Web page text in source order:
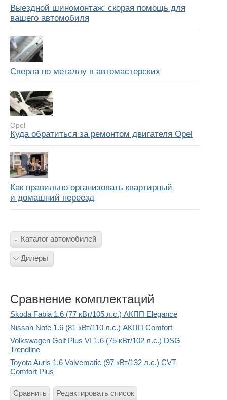
Выездной шиномонтаж: скорая помощь для
вашего автомобиля
Сверла по металлу в автомастерских
Opel
Куда обратиться за ремонтом двигателя Opel
Как правильно организовать квартирный
и домашний переезд
Каталог автомобилей
Дилеры
Сравнение комплектаций
Skoda Fabia 1.6 (77 кВт/105 л.с.) АКПП Elegance
Nissan Note 1.6 (81 кВт/110 л.с.) АКПП Comfort
Volkswagen Golf Plus VI 1.6 (75 кВт/102 л.с.) DSG
Trendline
Toyota Auris 1.6 Valvematic (97 кВт/132 л.с.) CVT
Comfort Plus
Сравнить Редактировать список